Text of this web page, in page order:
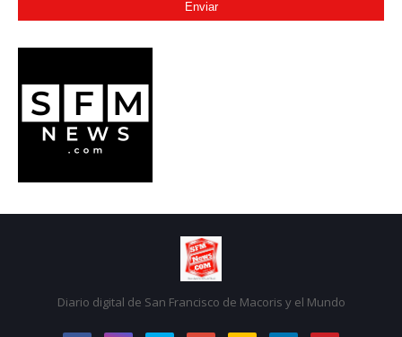
Diario digital de San Francisco de Macoris y el Mundo